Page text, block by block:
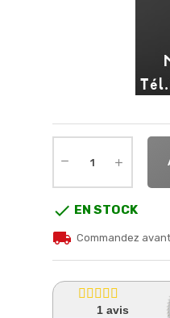
 EN STOCK
local_shipping Commandez
1 avis